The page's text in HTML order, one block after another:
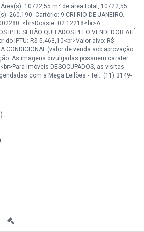
10722,55 m² de área total, 10722,55
260.190. Cartório: 9 CRI RIO DE JANEIRO.
<br>Dossie: 02.12218<br>A.
IPTU SERÃO QUITADOS PELO VENDEDOR ATÉ
do IPTU: R$ 5.463,10<br>Valor alvo: R$
CONDICIONAL (valor de venda sob aprovação
As imagens divulgadas possuem carater
imóveis DESOCUPADOS, as visitas
com a Mega Leilões - Tel.: (11) 3149-